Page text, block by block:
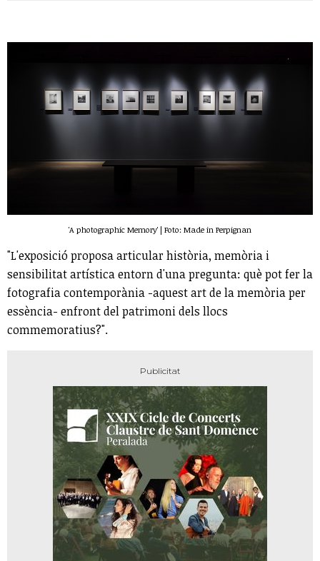
'A photographic Memory' | Foto: Made in Perpignan
"L'exposició proposa articular història, memòria i
sensibilitat artística entorn d'una pregunta: què pot fer la
fotografia contemporània -aquest art de la memòria per
essència- enfront del patrimoni dels llocs
commemoratius?".